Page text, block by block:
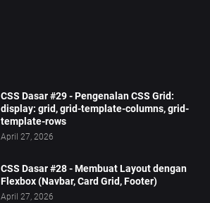
CSS Dasar #29 - Pengenalan CSS Grid:
display: grid, grid-template-columns, grid-
template-rows
April 27, 2026
CSS Dasar #28 - Membuat Layout dengan
Flexbox (Navbar, Card Grid, Footer)
April 27, 2026